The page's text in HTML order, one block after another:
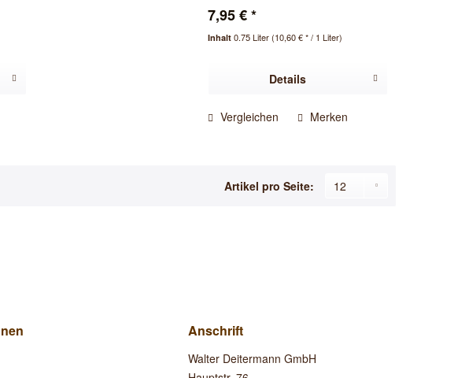
7,95 € *
Inhalt0.75 Liter(10,60 € * / 1 Liter)
Details
Vergleichen Merken
Artikel pro Seite:
Anschrift
Walter Deitermann GmbH